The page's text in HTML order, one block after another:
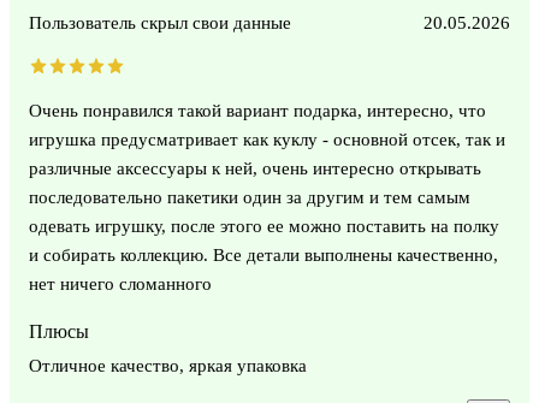
Пользователь скрыл свои данные 20.05.2026
Очень понравился такой вариант подарка, интересно, что
игрушка предусматривает как куклу - основной отсек, так и
различные аксессуары к ней, очень интересно открывать
последовательно пакетики один за другим и тем самым
одевать игрушку, после этого ее можно поставить на полку
и собирать коллекцию. Все детали выполнены качественно,
нет ничего сломанного
Плюсы
Отличное качество, яркая упаковка